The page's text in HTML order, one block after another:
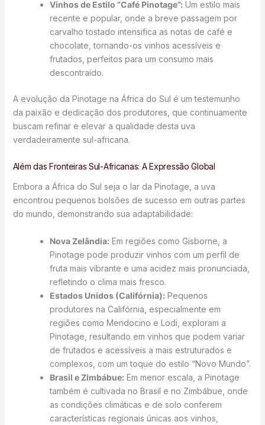
Vinhos de Estilo “Café Pinotage”:Um estilo mais
recente e popular, onde a breve passagem por
carvalho tostado intensifica as notas de café e
chocolate, tornando-os vinhos acessíveis e
frutados, perfeitos para um consumo mais
descontraído.
A evolução da Pinotage na África do Sul é um testemunho
da paixão e dedicação dos produtores, que continuamente
buscam refinar e elevar a qualidade desta uva
verdadeiramente sul-africana.
Além das Fronteiras Sul-Africanas: A Expressão Global
Embora a África do Sul seja o lar da Pinotage, a uva
encontrou pequenos bolsões de sucesso em outras partes
do mundo, demonstrando sua adaptabilidade:
Nova Zelândia:Em regiões como Gisborne, a
Pinotage pode produzir vinhos com um perfil de
fruta mais vibrante e uma acidez mais pronunciada,
refletindo o clima mais fresco.
Estados Unidos (Califórnia):Pequenos
produtores na Califórnia, especialmente em
regiões como Mendocino e Lodi, exploram a
Pinotage, resultando em vinhos que podem variar
de frutados e acessíveis a mais estruturados e
complexos, com um toque do estilo “Novo Mundo”.
Brasil e Zimbábue:Em menor escala, a Pinotage
também é cultivada no Brasil e no Zimbábue, onde
as condições climáticas e de solo conferem
características regionais únicas aos vinhos,